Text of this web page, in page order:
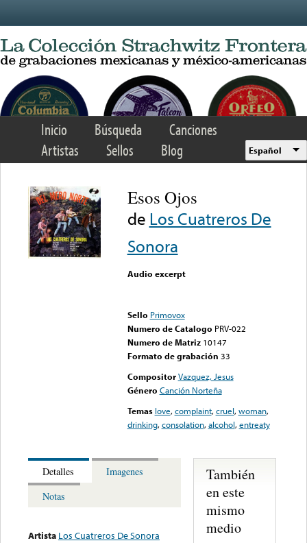
Inicio Búsqueda
Canciones
Artistas
Sellos Blog Español
Esos Ojos
de Los Cuatreros De
Sonora
Audio excerpt
Sello Primovox
Numero de Catalogo PRV-022
Numero de Matriz 10147
Formato de grabación 33
Compositor Vazquez, Jesus
Género Canción Norteña
Temas love,complaint,cruel,woman,
drinking,consolation,alcohol,entreaty
Detalles
Imagenes
Notas
Artista Los Cuatreros De Sonora
También
en este
mismo
medio